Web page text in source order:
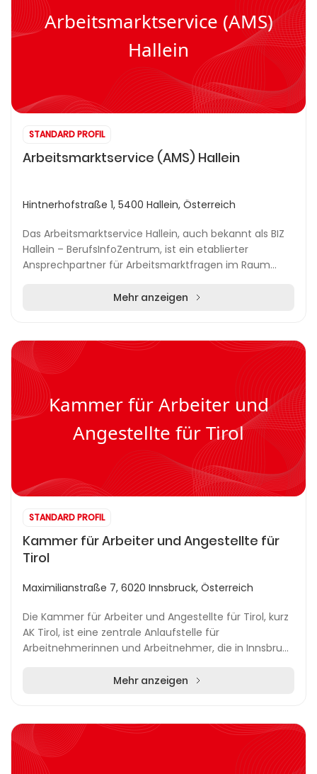
Arbeitsmarktservice (AMS)
Hallein
STANDARD PROFIL
Arbeitsmarktservice (AMS) Hallein
Hintnerhofstraße 1, 5400 Hallein, Österreich
Das Arbeitsmarktservice Hallein, auch bekannt als BIZ
Hallein – BerufsInfoZentrum, ist ein etablierter
Ansprechpartner für Arbeitsmarktfragen im Raum
Mehr anzeigen
Kammer für Arbeiter und
Angestellte für Tirol
STANDARD PROFIL
Kammer für Arbeiter und Angestellte für
Tirol
Maximilianstraße 7, 6020 Innsbruck, Österreich
Die Kammer für Arbeiter und Angestellte für Tirol, kurz
AK Tirol, ist eine zentrale Anlaufstelle für
Arbeitnehmerinnen und Arbeitnehmer, die in Innsbruck
Mehr anzeigen